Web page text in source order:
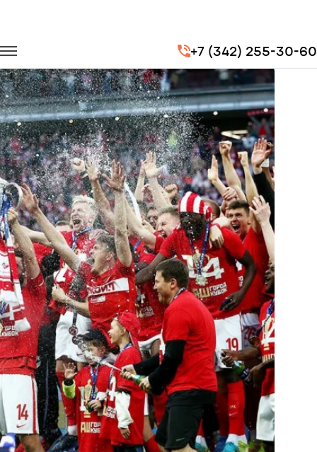
+7 (342) 255-30-60
Транспорт для спорта
Кубок России по футболу